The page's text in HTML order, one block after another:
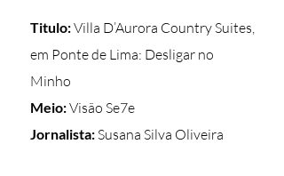
Titulo:Villa D’Aurora Country Suites,
em Ponte de Lima: Desligar no
Minho
Meio:Visão Se7e
Jornalista:Susana Silva Oliveira